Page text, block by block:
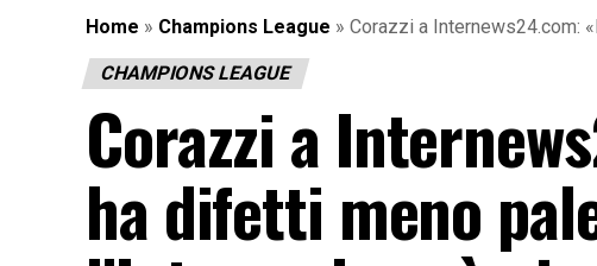
Home » Champions League » Corazzi a Internews24.com:
CHAMPIONS LEAGUE
Corazzi a
ha difetti meno